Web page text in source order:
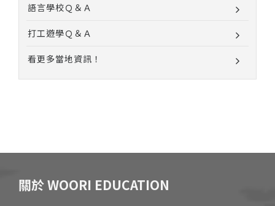
語言學校Ｑ＆Ａ
打工遊學Ｑ＆Ａ
看更多當地資訊！
關於 WOORI EDUCATION